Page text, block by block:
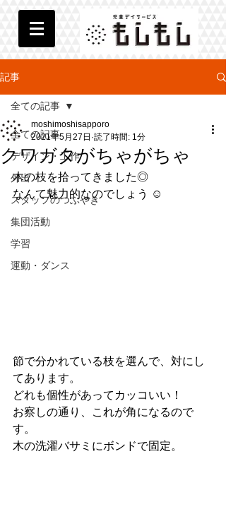
記事
全ての記事
デザイン・工作
外出
スタッフのつぶやき
集団活動
学習
運動・ダンス
全ての記事
クワガタがちゃがちゃ
moshimoshisapporo
2021年5月27日 読了時間: 1分
木の枝を拾ってきました◎
なんて魅力的なのでしょう ☺︎
節で分かれている枝を選んで、対にし
てあります。
どれも個性があってカッコいい！
お察しの通り、これが角になるので
す。
木の洗濯バサミにボンドで固定。